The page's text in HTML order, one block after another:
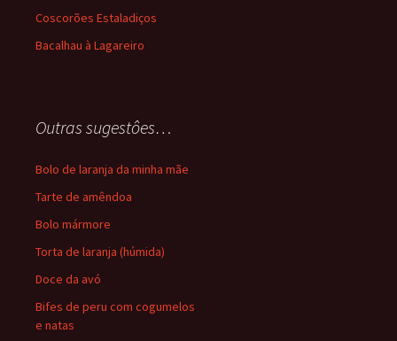
Coscorões Estaladiços
Bacalhau à Lagareiro
Outras sugestôes…
Bolo de laranja da minha mãe
Tarte de amêndoa
Bolo mármore
Torta de laranja (húmida)
Doce da avó
Bifes de peru com cogumelos
e natas